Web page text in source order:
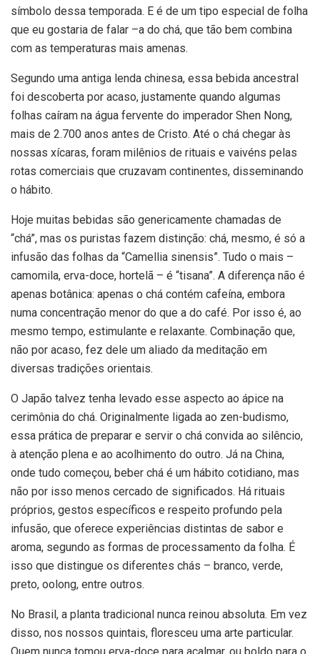
símbolo dessa temporada. E é de um tipo especial de folha
que eu gostaria de falar –a do chá, que tão bem combina
com as temperaturas mais amenas.
Segundo uma antiga lenda chinesa, essa bebida ancestral
foi descoberta por acaso, justamente quando algumas
folhas caíram na água fervente do imperador Shen Nong,
mais de 2.700 anos antes de Cristo. Até o chá chegar às
nossas xícaras, foram milênios de rituais e vaivéns pelas
rotas comerciais que cruzavam continentes, disseminando
o hábito.
Hoje muitas bebidas são genericamente chamadas de
“chá”, mas os puristas fazem distinção: chá, mesmo, é só a
infusão das folhas da “Camellia sinensis”. Tudo o mais –
camomila, erva-doce, hortelã – é “tisana”. A diferença não é
apenas botânica: apenas o chá contém cafeína, embora
numa concentração menor do que a do café. Por isso é, ao
mesmo tempo, estimulante e relaxante. Combinação que,
não por acaso, fez dele um aliado da meditação em
diversas tradições orientais.
O Japão talvez tenha levado esse aspecto ao ápice na
cerimônia do chá. Originalmente ligada ao zen-budismo,
essa prática de preparar e servir o chá convida ao silêncio,
à atenção plena e ao acolhimento do outro. Já na China,
onde tudo começou, beber chá é um hábito cotidiano, mas
não por isso menos cercado de significados. Há rituais
próprios, gestos específicos e respeito profundo pela
infusão, que oferece experiências distintas de sabor e
aroma, segundo as formas de processamento da folha. É
isso que distingue os diferentes chás – branco, verde,
preto, oolong, entre outros.
No Brasil, a planta tradicional nunca reinou absoluta. Em vez
disso, nos nossos quintais, floresceu uma arte particular.
Quem nunca tomou erva-doce para acalmar, ou boldo para o